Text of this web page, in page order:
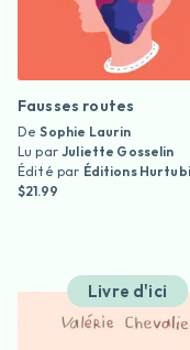
Fausses routes
DeSophie Laurin
Lu parJuliette Gosselin
Édité par Éditions
$21.99
Livre d'ici